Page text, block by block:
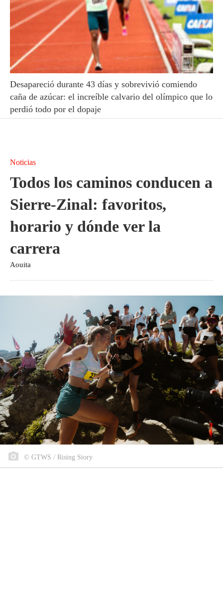
Desapareció durante 43 días y sobrevivió comiendo
caña de azúcar: el increíble calvario del olímpico que lo
perdió todo por el dopaje